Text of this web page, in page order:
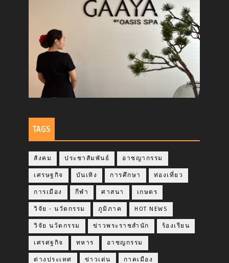
TAGS
สังคม ประชาสัมพันธ์ อาชญากรรม
เศรษฐกิจ บันเทิง การศึกษา ท่องเที่ยว
การเมือง กีฬา ศาสนา เกษตร
วิจัย - นวัตกรรม ภูมิภาค HOT NEWS
วิจัย นว้ตกรรม ข่าวพระราชสำนัก ร้องเรียน
เศรศฐกิจ ทหาร อาชญกรรม
ต่างประเทศ ข่าวเด่น กาคเมือง